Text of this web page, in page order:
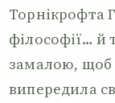
Торнікрофта
філософії… й
замалою, щоб
випередила